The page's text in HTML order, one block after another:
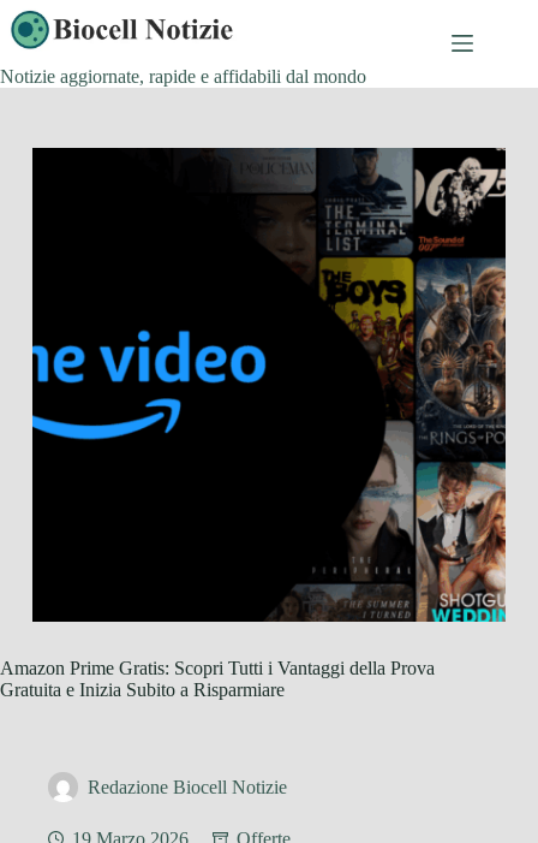
Salta
al
contenuto
Notizie aggiornate, rapide e affidabili dal mondo
Amazon Prime Gratis: Scopri Tutti i Vantaggi della Prova
Gratuita e Inizia Subito a Risparmiare
Redazione Biocell Notizie
19 Marzo 2026 Offerte